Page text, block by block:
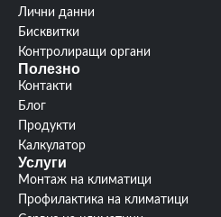
Лични данни
Бисквитки
Контролиращи органи
Полезно
Контакти
Блог
Продукти
Калкулатор
Услуги
Монтаж на климатици
Профилактика на климатици